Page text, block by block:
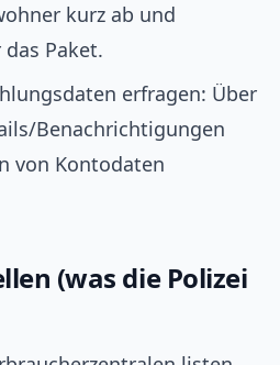
kurz ab und
Paket.
erfragen: Über
Benachrichtigungen
von Kontodaten
(was die Polizei